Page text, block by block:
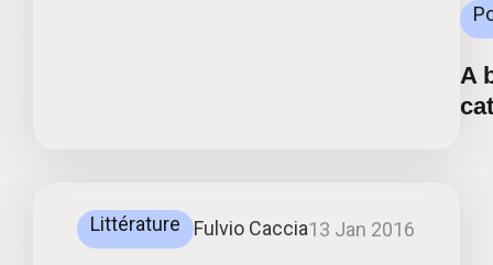
A
Littérature Fulvio Caccia13 Jan 2016